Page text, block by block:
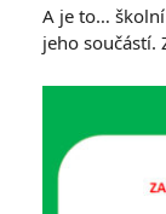
A je to…
jeho součástí.